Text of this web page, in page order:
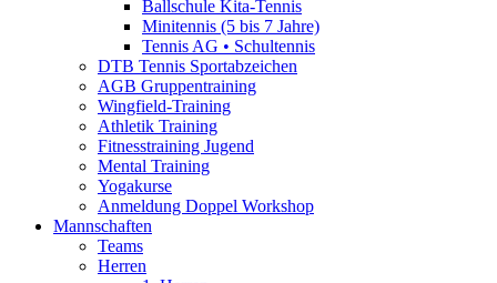
Ballschule Kita-Tennis
Minitennis (5 bis 7 Jahre)
Tennis AG • Schultennis
DTB Tennis Sportabzeichen
AGB Gruppentraining
Wingfield-Training
Athletik Training
Fitnesstraining Jugend
Mental Training
Yogakurse
Anmeldung Doppel Workshop
Mannschaften
Teams
Herren